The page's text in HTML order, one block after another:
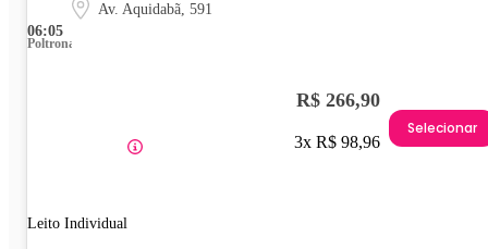
06:05
Av. Aquidabã, 591
Poltrona
Leito Individual
R$ 266,90
3x R$ 98,96
Selecionar